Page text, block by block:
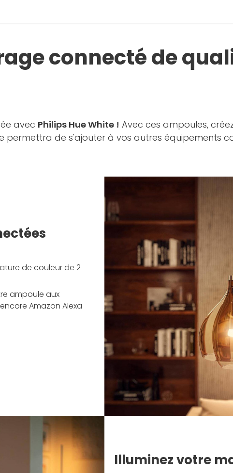
connecté de
avec Philips Hue White ! Avec ces ampoules,
permettra de s'ajouter à vos autres équipements
de couleur de 2
ampoule aux
Amazon Alexa
Illuminez votre